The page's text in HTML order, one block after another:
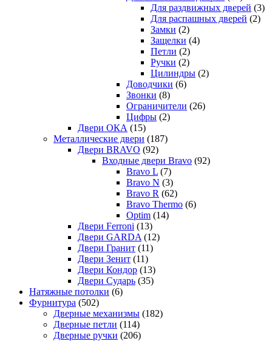
Для раздвижных дверей (3)
Для распашных дверей (2)
Замки (2)
Защелки (4)
Петли (2)
Ручки (2)
Цилиндры (2)
Доводчики (6)
Звонки (8)
Ограничители (26)
Цифры (2)
Двери ОКА (15)
Металлические двери (187)
Двери BRAVO (92)
Входные двери Bravo (92)
Bravo L (7)
Bravo N (3)
Bravo R (62)
Bravo Thermo (6)
Optim (14)
Двери Ferroni (13)
Двери GARDA (12)
Двери Гранит (11)
Двери Зенит (11)
Двери Кондор (13)
Двери Сударь (35)
Натяжные потолки (6)
Фурнитура (502)
Дверные механизмы (182)
Дверные петли (114)
Дверные ручки (206)